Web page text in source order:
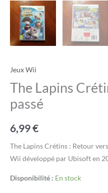
Jeux Wii
The Lapins
passé
6,99€
The Lapins Crétins : Retour
Wii développé par Ubisoft en
Disponibilité : En stock